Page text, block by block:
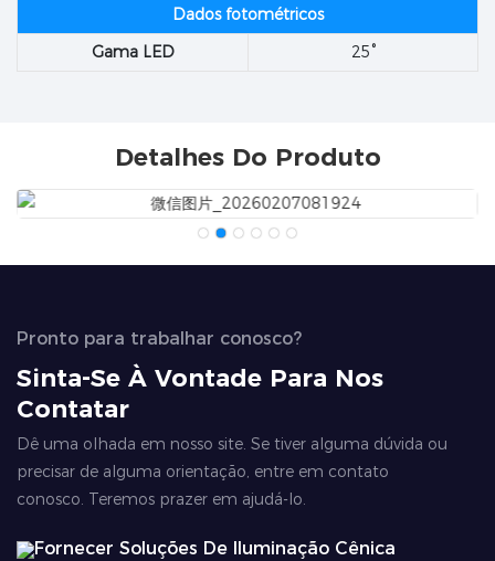
Dados fotométricos
Gama LED
25°
Detalhes Do Produto
Pronto para trabalhar conosco?
Sinta-Se À Vontade Para Nos
Contatar
Dê uma olhada em nosso site. Se tiver alguma dúvida ou
precisar de alguma orientação, entre em contato
conosco. Teremos prazer em ajudá-lo.
Fornecer Soluções De Iluminação Cênica